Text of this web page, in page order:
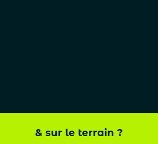
& sur le terrain ?